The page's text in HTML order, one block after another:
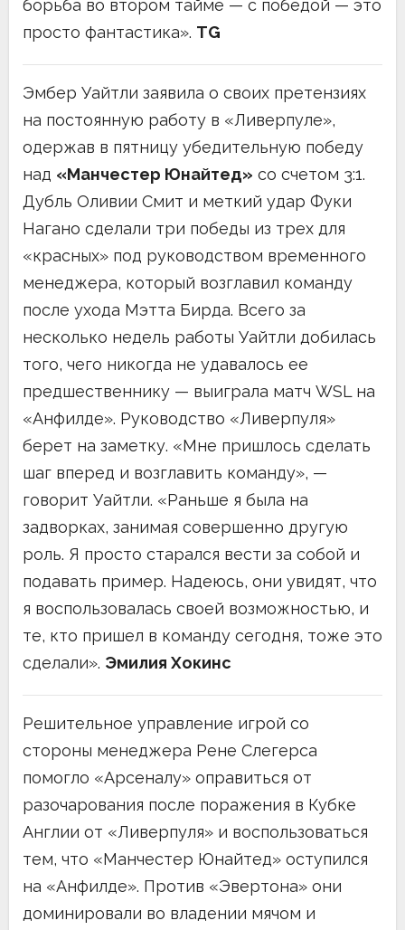
борьба во втором тайме — с победой — это
просто фантастика». TG
Эмбер Уайтли заявила о своих претензиях
на постоянную работу в «Ливерпуле»,
одержав в пятницу убедительную победу
над «Манчестер Юнайтед» со счетом 3:1.
Дубль Оливии Смит и меткий удар Фуки
Нагано сделали три победы из трех для
«красных» под руководством временного
менеджера, который возглавил команду
после ухода Мэтта Бирда. Всего за
несколько недель работы Уайтли добилась
того, чего никогда не удавалось ее
предшественнику — выиграла матч WSL на
«Анфилде». Руководство «Ливерпуля»
берет на заметку. «Мне пришлось сделать
шаг вперед и возглавить команду», —
говорит Уайтли. «Раньше я была на
задворках, занимая совершенно другую
роль. Я просто старался вести за собой и
подавать пример. Надеюсь, они увидят, что
я воспользовалась своей возможностью, и
те, кто пришел в команду сегодня, тоже это
сделали». Эмилия Хокинс
Решительное управление игрой со
стороны менеджера Рене Слегерса
помогло «Арсеналу» оправиться от
разочарования после поражения в Кубке
Англии от «Ливерпуля» и воспользоваться
тем, что «Манчестер Юнайтед» оступился
на «Анфилде». Против «Эвертона» они
доминировали во владении мячом и